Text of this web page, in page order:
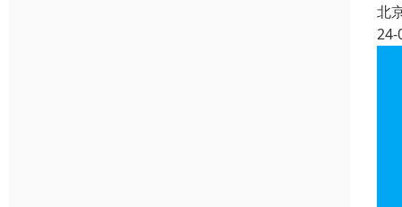
北
24-